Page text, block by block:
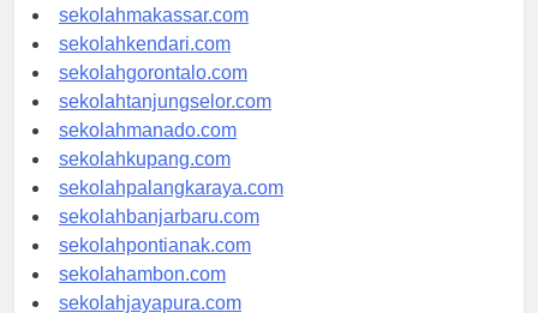
sekolahpalu.com
sekolahmakassar.com
sekolahkendari.com
sekolahgorontalo.com
sekolahtanjungselor.com
sekolahmanado.com
sekolahkupang.com
sekolahpalangkaraya.com
sekolahbanjarbaru.com
sekolahpontianak.com
sekolahambon.com